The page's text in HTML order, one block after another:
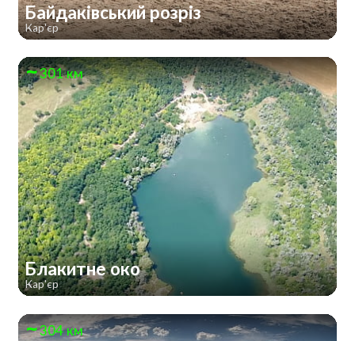
Байдаківський розріз
Кар'єр
301 км
Блакитне око
Кар'єр
304 км